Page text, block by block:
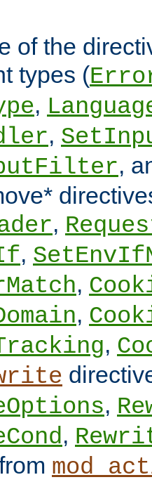
of the
types (
,
,
,
,
,
,
,
,
,
,